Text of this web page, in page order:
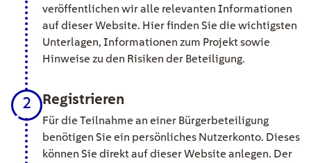
veröffentlichen wir alle relevanten Informationen
auf dieser Website. Hier finden Sie die wichtigsten
Unterlagen, Informationen zum Projekt sowie
Hinweise zu den Risiken der Beteiligung.
2 Registrieren
Für die Teilnahme an einer Bürgerbeteiligung
benötigen Sie ein persönliches Nutzerkonto. Dieses
können Sie direkt auf dieser Website anlegen. Der